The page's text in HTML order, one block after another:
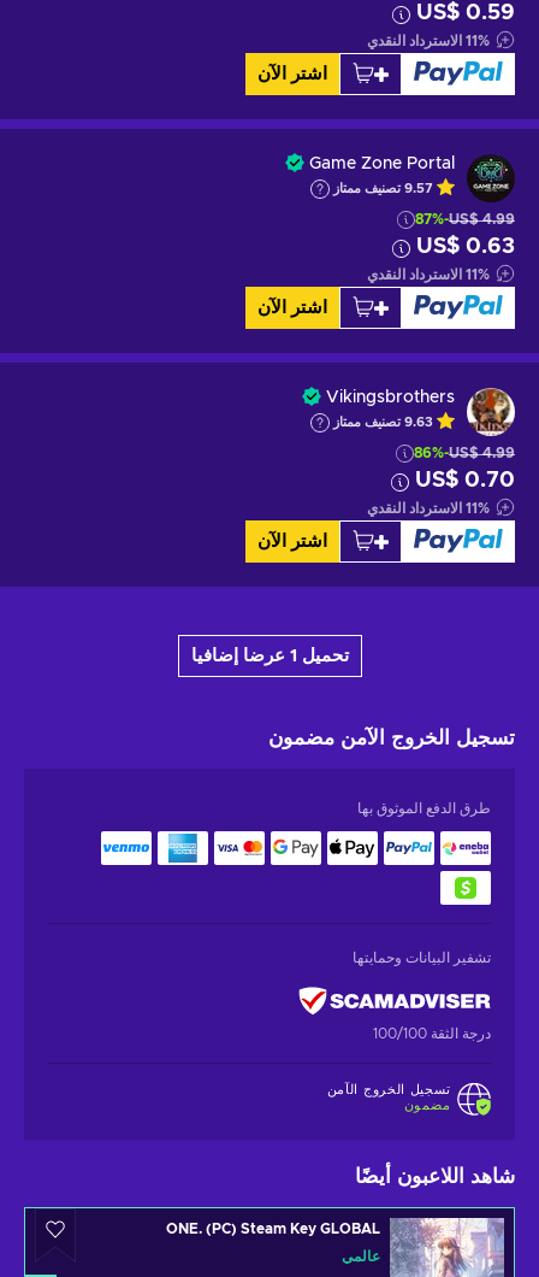
US$ 0.59
11% الاسترداد النقدي
اشتر الآن
Game Zone Portal
9.57 تصنيف ممتاز
US$ 4.99
-87%
US$ 0.63
11% الاسترداد النقدي
اشتر الآن
Vikingsbrothers
9.63 تصنيف ممتاز
US$ 4.99
-86%
US$ 0.70
11% الاسترداد النقدي
اشتر الآن
تحميل 1 عرضا إضافيا
تسجيل الخروج الآمن مضمون
طرق الدفع الموثوق بها
تشفير البيانات وحمايتها
درجة الثقة 100/100
تسجيل الخروج الآمن
مضمون
شاهد اللاعبون أيضًا
ONE. (PC) Steam Key GLOBAL
عالمي